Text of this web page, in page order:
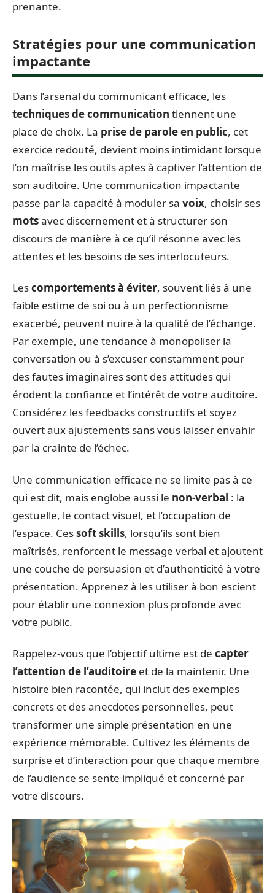
prenante.
Stratégies pour une communication
impactante
Dans l’arsenal du communicant efficace, les
techniques de communication tiennent une
place de choix. La prise de parole en public, cet
exercice redouté, devient moins intimidant lorsque
l’on maîtrise les outils aptes à captiver l’attention de
son auditoire. Une communication impactante
passe par la capacité à moduler sa voix, choisir ses
motsavec discernement et à structurer son
discours de manière à ce qu’il résonne avec les
attentes et les besoins de ses interlocuteurs.
Lescomportements à éviter, souvent liés à une
faible estime de soi ou à un perfectionnisme
exacerbé, peuvent nuire à la qualité de l’échange.
Par exemple, une tendance à monopoliser la
conversation ou à s’excuser constamment pour
des fautes imaginaires sont des attitudes qui
érodent la confiance et l’intérêt de votre auditoire.
Considérez les feedbacks constructifs et soyez
ouvert aux ajustements sans vous laisser envahir
par la crainte de l’échec.
Une communication efficace ne se limite pas à ce
qui est dit, mais englobe aussi le non-verbal : la
gestuelle, le contact visuel, et l’occupation de
l’espace. Cessoft skills, lorsqu’ils sont bien
maîtrisés, renforcent le message verbal et ajoutent
une couche de persuasion et d’authenticité à votre
présentation. Apprenez à les utiliser à bon escient
pour établir une connexion plus profonde avec
votre public.
Rappelez-vous que l’objectif ultime est de capter
l’attention de l’auditoire et de la maintenir. Une
histoire bien racontée, qui inclut des exemples
concrets et des anecdotes personnelles, peut
transformer une simple présentation en une
expérience mémorable. Cultivez les éléments de
surprise et d’interaction pour que chaque membre
de l’audience se sente impliqué et concerné par
votre discours.